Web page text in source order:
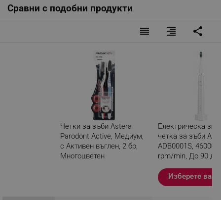
- Нежен масаж на венците
- Защита на емайла, без да го наранява
- Стимулиране на кръвообращението на венеца
Сравни с подобни продукти
reorder format_align_right share
Четки за зъби Astera
Parodont Active, Медиум,
с Активен въглен, 2 бр,
Многоцветен
Електрическа
четка за зъби
ADB0001S, 46000
rpm/min, До 90
Избелва, Бял
Изберете